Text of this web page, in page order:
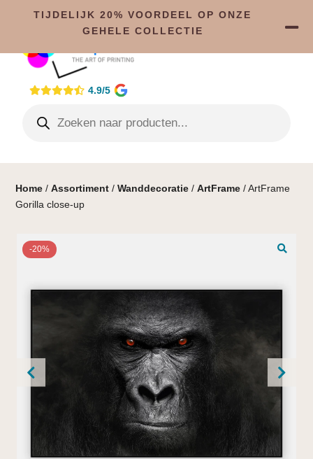
4.9/5
Home /Assortiment /Wanddecoratie /ArtFrame / ArtFrame
Gorilla close-up
-20%
TIJDELIJK 20% VOORDEEL OP ONZE
GEHELE COLLECTIE